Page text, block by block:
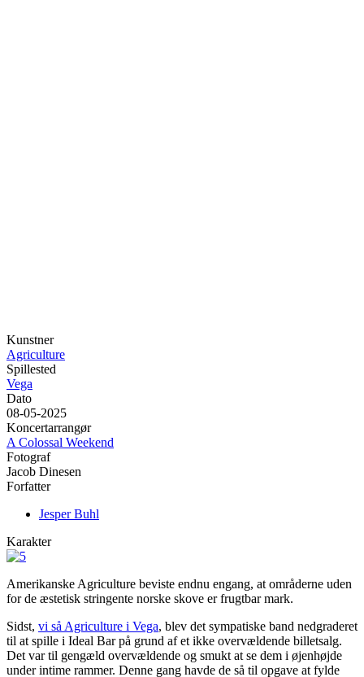
Kunstner
Agriculture
Spillested
Vega
Dato
08-05-2025
Koncertarrangør
A Colossal Weekend
Fotograf
Jacob Dinesen
Forfatter
Jesper Buhl
Karakter
Amerikanske Agriculture beviste endnu engang, at områderne uden
for de æstetisk stringente norske skove er frugtbar mark.
Sidst, vi så Agriculture i Vega, blev det sympatiske band nedgraderet
til at spille i Ideal Bar på grund af et ikke overvældende billetsalg.
Det var til gengæld overvældende og smukt at se dem i øjenhøjde
under intime rammer. Denne gang havde de så til opgave at fylde